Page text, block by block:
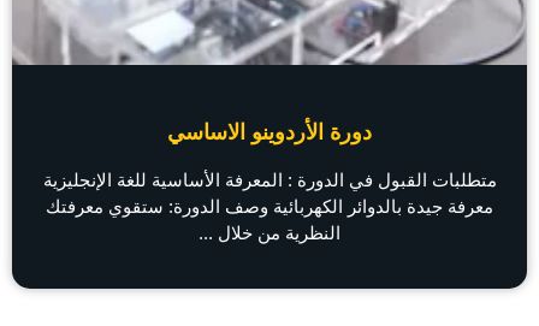
دورة الأردوينو الاساسي
متطلبات القبول في الدورة : المعرفة الأساسية للغة الإنجليزية
معرفة جيدة بالدوائر الكهربائية وصف الدورة: ستقوي معرفتك
النظرية من خلال ...